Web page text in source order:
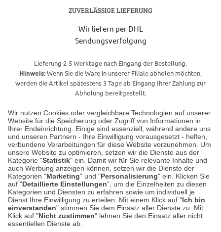
Wir nutzen Cookies oder vergleichbare Technologien auf unserer
Website für die Speicherung oder Zugriff von Informationen in
Ihrer Endeinrichtung. Einige sind essenziell, während andere uns
und unseren Partnern - Ihre Einwilligung vorausgesetzt - helfen,
verbundene Verarbeitungen für diese Website vorzunehmen. Um
unsere Website zu optimieren, setzen wir die Dienste aus der
Kategorie "Statistik" ein. Damit wir für Sie relevante Inhalte und
auch Werbung anzeigen können, setzen wir die Dienste der
Kategorien "Marketing" und "Personalisierung" ein. Klicken Sie
auf "Detaillierte Einstellungen", um die Einzelheiten zu diesen
Kategorien und Diensten zu erfahren sowie um individuell je
Dienst Ihre Einwilligung zu erteilen. Mit einem Klick auf "Ich bin
einverstanden" stimmen Sie dem Einsatz aller Dienste zu. Mit
Klick auf "Nicht zustimmen" lehnen Sie den Einsatz aller nicht
essentiellen Dienste ab.
ZUVERLÄSSIGE LIEFERUNG
Wir liefern per DHL
Sendungsverfolgung
Lieferung 2-5 Werktage nach Eingang der Bestellung.
Hinweis:Wenn Sie die Ware in unserer Filiale abholen möchten,
werden die Artikel spätestens 3 Tage ab Eingang Ihrer Zahlung zur
Abholung bereitgestellt.
Unser Geschäft in Meckenheim
Auf dem Steinbüchel 6
53340 Meckenheim
Montag bis Samstag 9:00 Uhr bis 18:00 Uhr
weitere Information
Hier finden Sie uns im Netz